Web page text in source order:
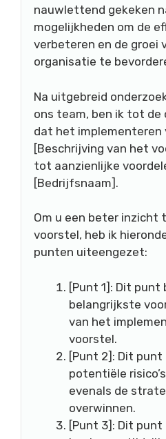
nauwlettend gekeken
mogelijkheden om de
verbeteren en de groei
organisatie te
Na uitgebreid
ons team, ben ik tot de
dat het implementeren
[Beschrijving van het
tot aanzienlijke
[Bedrijfsnaam].
Om u een beter inzicht
voorstel, heb ik
punten uiteengezet:
[Punt 1]: Dit punt
belangrijkste
van het
voorstel.
[Punt 2]: Dit
potentiële
evenals de
overwinnen.
[Punt 3]: Dit